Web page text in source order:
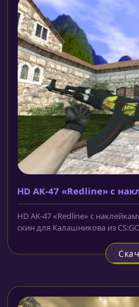
HD AK-47 «Redline» с
HD AK-47 «Redline» с
скин для Калашникова из